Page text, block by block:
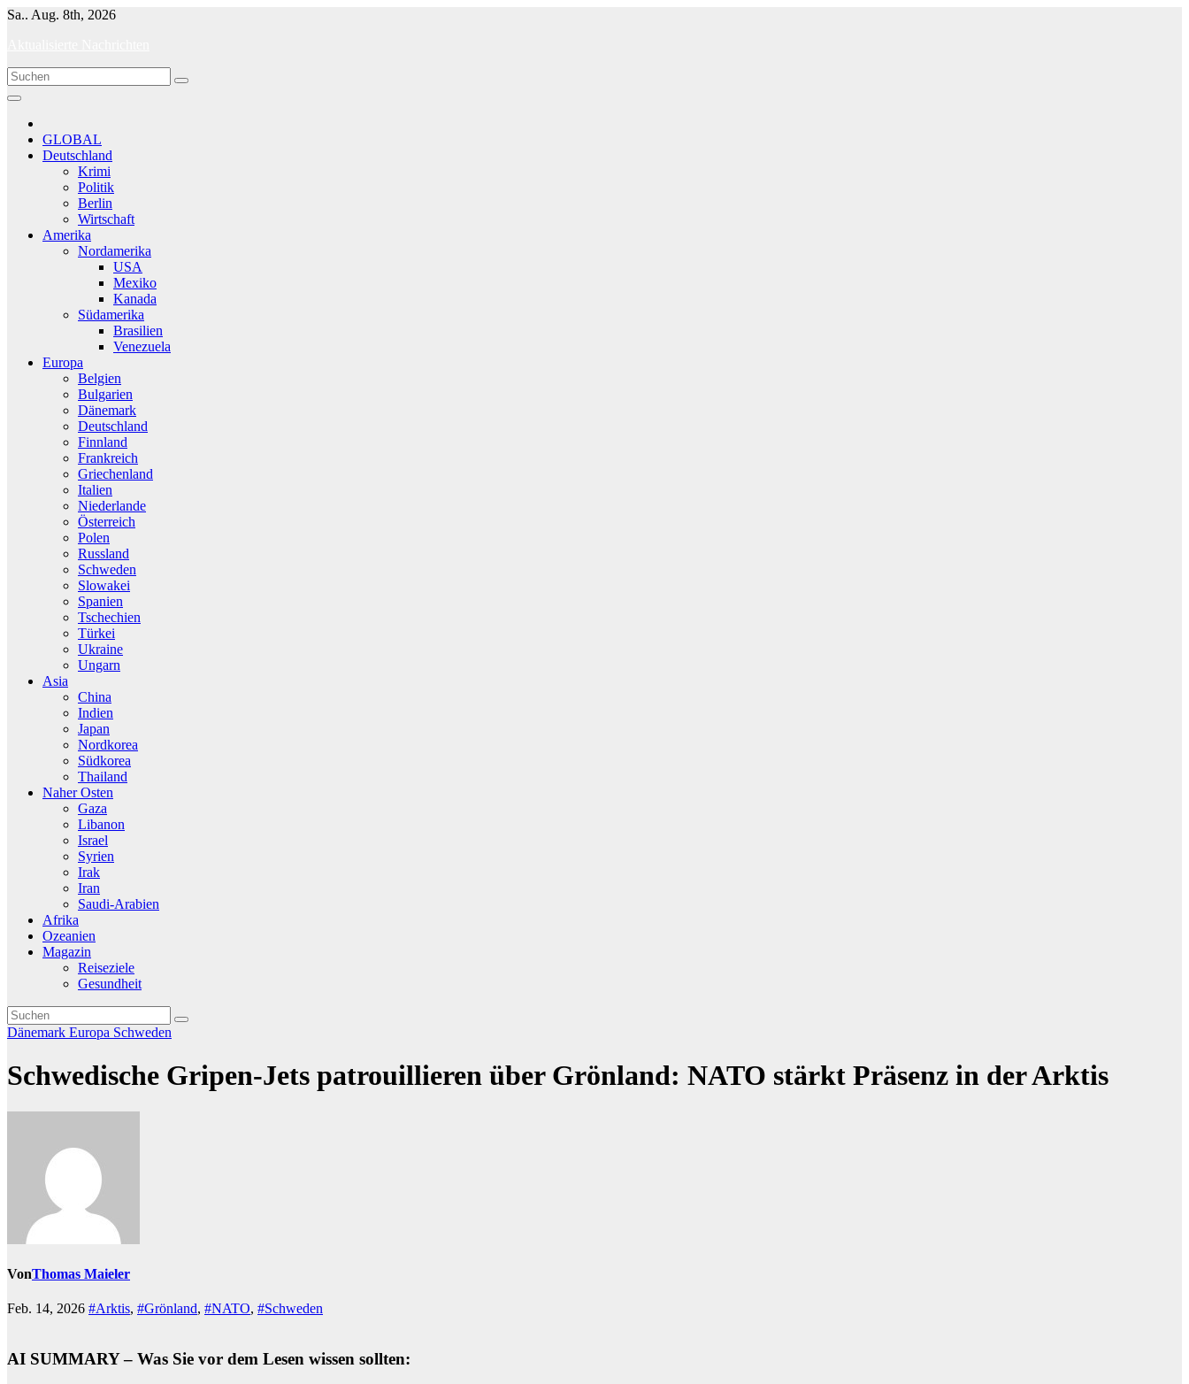
Skip
Sa.. Aug. 8th, 2026
GLOBAL
Deutschland
Krimi
Politik
Berlin
Wirtschaft
Amerika
Nordamerika
USA
Mexiko
Kanada
Südamerika
Brasilien
Venezuela
Europa
Belgien
Bulgarien
Dänemark
Deutschland
Finnland
Frankreich
Griechenland
Italien
Niederlande
Österreich
Polen
Russland
Schweden
Slowakei
Spanien
Tschechien
Türkei
Ukraine
Ungarn
Asia
China
Indien
Japan
Nordkorea
Südkorea
Thailand
Naher Osten
Gaza
Libanon
Israel
Syrien
Irak
Iran
Saudi-Arabien
Afrika
Ozeanien
Magazin
Reiseziele
Gesundheit
Dänemark Europa Schweden
Schwedische Gripen-Jets patrouillieren über Grönland: NATO stärkt Präsenz in der Arktis
VonThomas Maieler
Feb. 14, 2026 #Arktis, #Grönland, #NATO, #Schweden
AI SUMMARY – Was Sie vor dem Lesen wissen sollten: